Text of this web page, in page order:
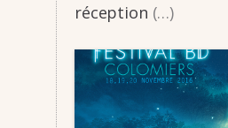
récep­­tion (…)